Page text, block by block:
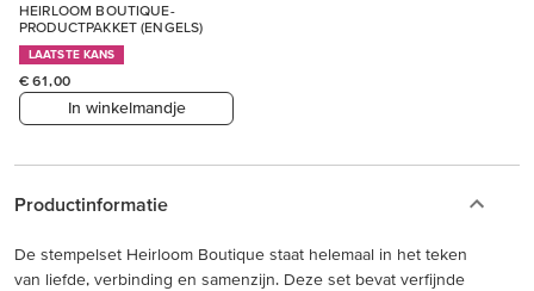
HEIRLOOM BOUTIQUE-
PRODUCTPAKKET (ENGELS)
LAATSTE KANS
€ 61,00
In winkelmandje
Productinformatie
De stempelset Heirloom Boutique staat helemaal in het teken
van liefde, verbinding en samenzijn. Deze set bevat verfijnde